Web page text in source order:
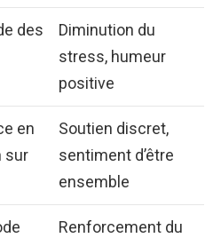
des
Diminution du
stress, humeur
positive
en
sur
Soutien discret,
sentiment d’être
ensemble
Renforcement du